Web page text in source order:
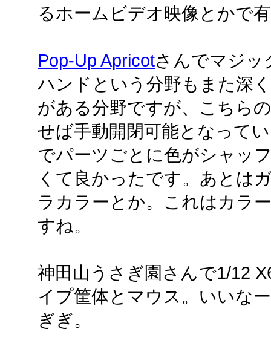
るホームビデオ映像とかで
Pop-Up Apricotさんでマジッ
ハンドという分野もまた深
がある分野ですが、こちら
せば手動開閉可能となって
でパーツごとに色がシャッ
くて良かったです。あとは
ラカラーとか。これはカラ
すね。
神田山うさぎ園さんで1/12
イプ筐体とマウス。いいな
ぎぎ。